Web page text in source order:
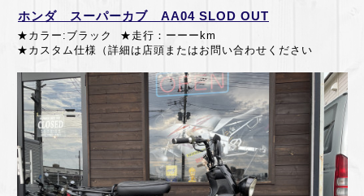
ホンダ スーパーカブ AA04 SLOD OUT
★カラー:ブラック ★走行：ーーーkm
★カスタム仕様（詳細は店頭またはお問い合わせください